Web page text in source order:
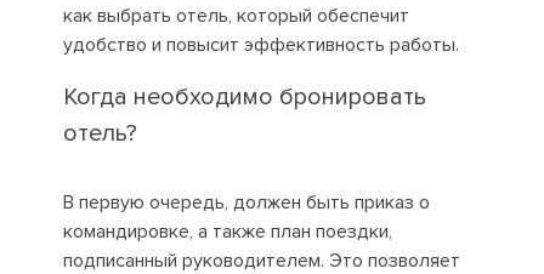
как выбрать отель, который обеспечит
удобство и повысит эффективность работы.
Когда необходимо бронировать
отель?
В первую очередь, должен быть приказ о
командировке, а также план поездки,
подписанный руководителем. Это позволяет